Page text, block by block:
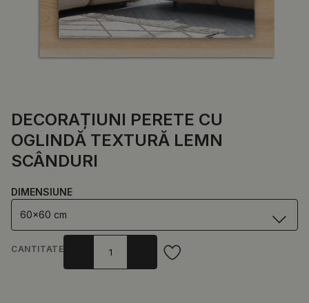
DECORAȚIUNI PERETE CU
OGLINDĂ TEXTURĂ LEMN
SCÂNDURI
DIMENSIUNE
60x60 cm
CANTITATE